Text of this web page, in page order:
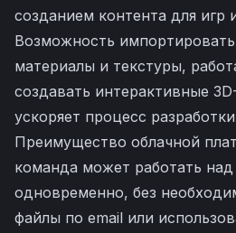
созданием контента для игр
Возможность
материалы и текстуры,
создавать интерактивные
ускоряет процесс
Преимущество облачной
команда может работать
одновременно, без
файлы по email или